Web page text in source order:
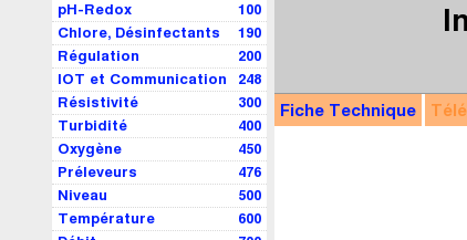
100
pH-Redox
190
Chlore, Désinfectants
200
Régulation
248
IOT et Communication
300
Résistivité
400
Turbidité
450
Oxygène
476
Préleveurs
500
Niveau
600
Température
Fiche Technique